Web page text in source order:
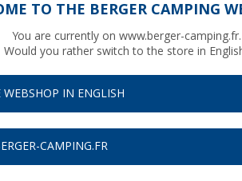
TO THE BERGER CAMPING
You are currently on www.berger-camping.fr.
Would you rather switch to the store in
IN ENGLISH
CAMPING.FR